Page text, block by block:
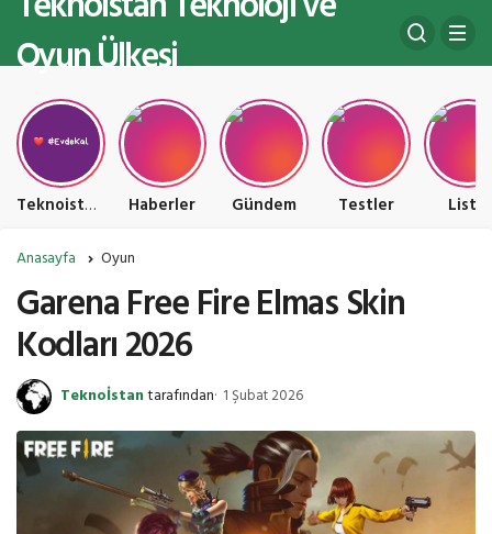
Oyun Ülkesi
Teknoistan Teknoloji ve Oyun Ülkesi Haberler Gündem Testler Liste
Anasayfa Oyun
Garena Free Fire Elmas Skin
Kodları 2026
Teknoİstantarafından 1 Şubat 2026